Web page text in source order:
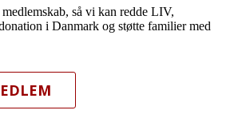
så vi kan redde LIV,
i Danmark og støtte familier med